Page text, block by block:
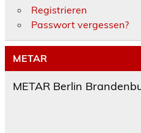
Registrieren
Passwort vergessen?
METAR
METAR Berlin